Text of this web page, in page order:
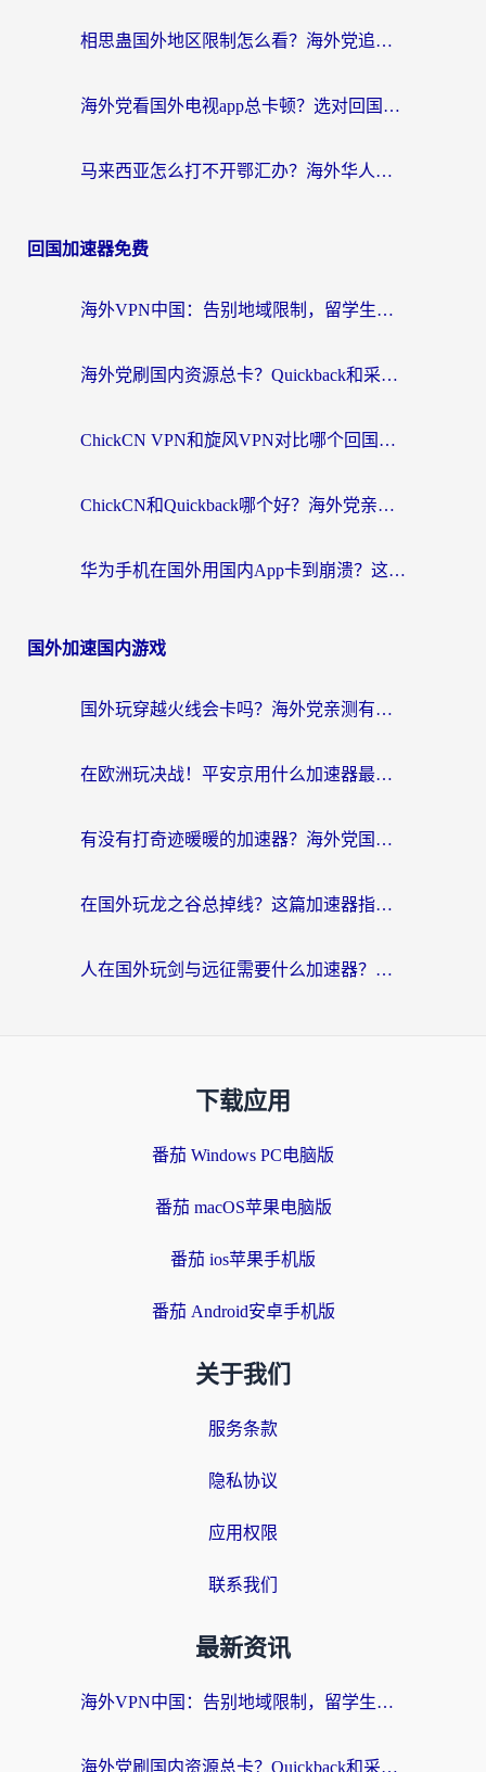
相思蛊国外地区限制怎么看？海外党追剧听歌的终极解决方案
海外党看国外电视app总卡顿？选对回国加速器，追剧购物两不误
马来西亚怎么打不开鄂汇办？海外华人必备的回国加速指南，解决追剧、办事、阅读难题
回国加速器免费
海外VPN中国：告别地域限制，留学生与华人如何轻松刷国内剧、玩国服？
海外党刷国内资源总卡？Quickback和采集蜂好用吗？这篇指南帮你避坑
ChickCN VPN和旋风VPN对比哪个回国效果更好？海外党亲测实用指南
ChickCN和Quickback哪个好？海外党亲测回国加速器，轻松解锁国内资源（附避坑指南）
华为手机在国外用国内App卡到崩溃？这篇加速器指南帮你无缝刷剧打游戏
国外加速国内游戏
国外玩穿越火线会卡吗？海外党亲测有效的国服游戏加速指南
在欧洲玩决战！平安京用什么加速器最好用？2026实测有效的国服游戏加速指南
有没有打奇迹暖暖的加速器？海外党国服游戏畅玩不卡顿的秘密
在国外玩龙之谷总掉线？这篇加速器指南帮你告别延迟卡顿！
人在国外玩剑与远征需要什么加速器？老玩家亲测的避坑指南来了
下载应用
番茄 Windows PC电脑版
番茄 macOS苹果电脑版
番茄 ios苹果手机版
番茄 Android安卓手机版
关于我们
服务条款
隐私协议
应用权限
联系我们
最新资讯
海外VPN中国：告别地域限制，留学生与华人如何轻松刷国内剧、玩国服？
海外党刷国内资源总卡？Quickback和采集蜂好用吗？这篇指南帮你避坑